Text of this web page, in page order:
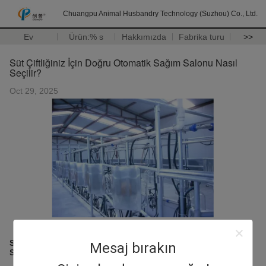
Chuangpu Animal Husbandry Technology (Suzhou) Co., Ltd.
Ev Ürün:% s Hakkımızda Fabrika turu >>
Mesaj bırakın
Süt Çiftliğiniz İçin Doğru Otomatik Sağım Salonu Nasıl
Seçilir?
Oct 29, 2025
Süt Çiftliğiniz İçin Doğru Otomatik Sağımhaneyi Nasıl
Seçersiniz?